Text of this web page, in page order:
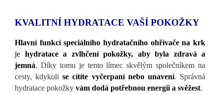
KVALITNÍ HYDRATACE VAŠÍ POKOŽKY
Hlavní funkcí speciálního hydratačního ohřívače na krk
je hydratace a zvlhčení pokožky, aby byla zdravá a
jemná. Díky tomu je tento límec skvělým společníkem na
cesty, kdykolise cítíte vyčerpaní nebo unavení. Správná
hydratace pokožky vám dodá potřebnou energii a svěžest.